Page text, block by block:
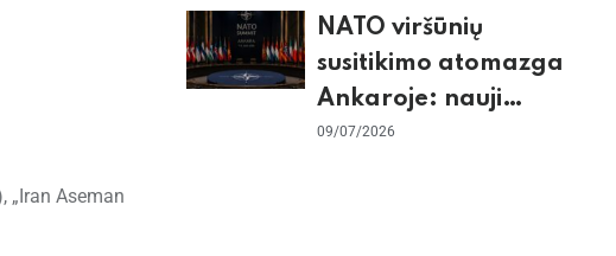
„Iran Aseman
taikinių Irane
NATO viršūnių
susitikimo atomazga
Ankaroje: nauji
įsipareigojimai
09/07/2026